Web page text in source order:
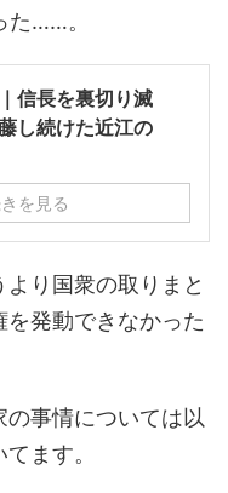
た……。
信長を裏切り滅
し続けた近江の
を見る
り国衆の取りまと
発動できなかった
事情については以
ます。